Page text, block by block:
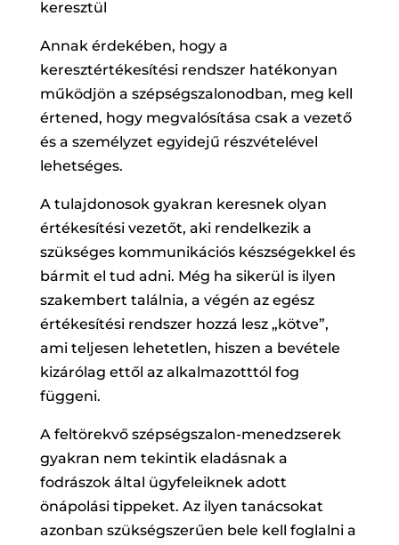
keresztül
Annak érdekében, hogy a
keresztértékesítési rendszer hatékonyan
működjön a szépségszalonodban, meg kell
értened, hogy megvalósítása csak a vezető
és a személyzet egyidejű részvételével
lehetséges.
A tulajdonosok gyakran keresnek olyan
értékesítési vezetőt, aki rendelkezik a
szükséges kommunikációs készségekkel és
bármit el tud adni. Még ha sikerül is ilyen
szakembert találnia, a végén az egész
értékesítési rendszer hozzá lesz „kötve”,
ami teljesen lehetetlen, hiszen a bevétele
kizárólag ettől az alkalmazotttól fog
függeni.
A feltörekvő szépségszalon-menedzserek
gyakran nem tekintik eladásnak a
fodrászok által ügyfeleiknek adott
önápolási tippeket. Az ilyen tanácsokat
azonban szükségszerűen bele kell foglalni a